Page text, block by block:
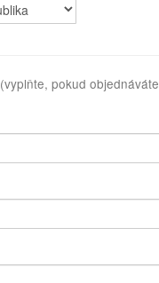
(vyplňte, pokud